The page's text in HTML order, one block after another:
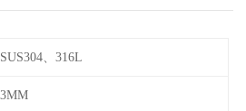
SUS304、316L
3MM